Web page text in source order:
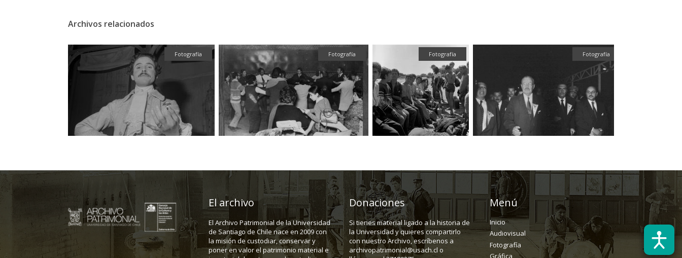
Archivos relacionados
Fotografía Fotografía Fotografía Fotografía
El archivo
El Archivo Patrimonial de la Universidad
de Santiago de Chile nace en 2009 con
la misión de custodiar, conservar y
poner en valor el patrimonio material e
Donaciones
Si tienes material ligado a la historia de
la Universidad y quieres compartirlo
con nuestro Archivo, escríbenos a
archivopatrimonial@usach.cl o
Menú
Inicio
Audiovisual
Fotografía